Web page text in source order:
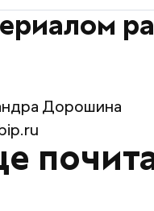
право на льготы
(ФРИ) через
Дорошина